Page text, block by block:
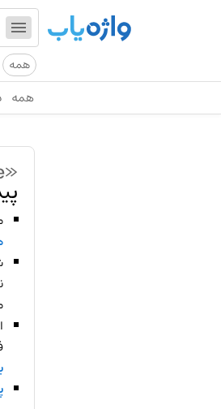
همه
همه
«insulate»